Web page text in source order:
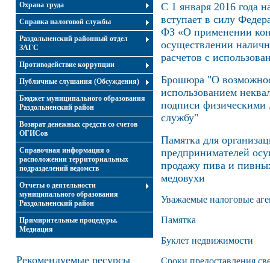
Охрана труда
Справка налоговой службы
Раздольненский районный отдел
ЗАГС
Противодействие коррупции
Публичные слушания (Обсуждения)
Бюджет муниципального образования
Раздольненский район
Возврат денежных средств со счетов
ОГИСов
Справочная информация о
расположении территориальных
подразделений ведомств
Отчеты о деятельности
муниципального образования
Раздольненский район
Примирительные процедуры.
Медиация
Рекомендуемые ресурсы
С 1 января 2016 года
вступает в силу
ФЗ «О применении
осуществлении
расчетов с
Брошюра "О
использованием
подписи физическими
службу"
Памятка для
предпринимателей
продажу пива и
медовухи
Уважаемые налоговые
Памятка
Буклет недвижимости
Сроки предоставления